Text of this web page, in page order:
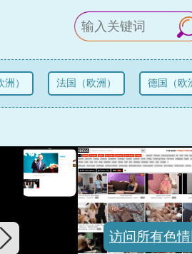
） 法国（欧洲） 德国（欧
访问所有色